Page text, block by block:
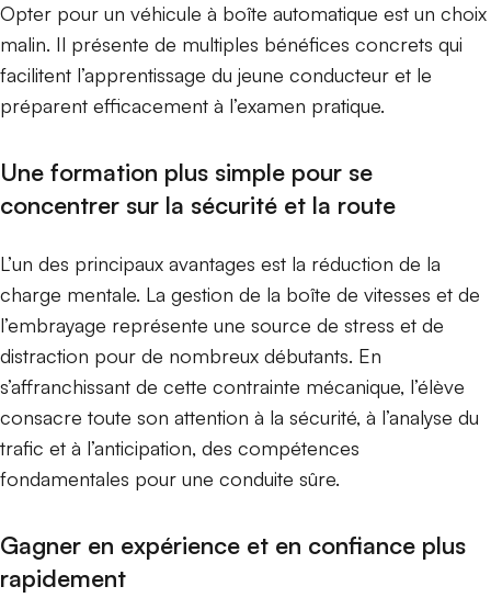
Opter pour un véhicule à boîte automatique est un choix
malin. Il présente de multiples bénéfices concrets qui
facilitent l’apprentissage du jeune conducteur et le
préparent efficacement à l’examen pratique.
Une formation plus simple pour se
concentrer sur la sécurité et la route
L’un des principaux avantages est la réduction de la
charge mentale. La gestion de la boîte de vitesses et de
l’embrayage représente une source de stress et de
distraction pour de nombreux débutants. En
s’affranchissant de cette contrainte mécanique, l’élève
consacre toute son attention à la sécurité, à l’analyse du
trafic et à l’anticipation, des compétences
fondamentales pour une conduite sûre.
Gagner en expérience et en confiance plus
rapidement